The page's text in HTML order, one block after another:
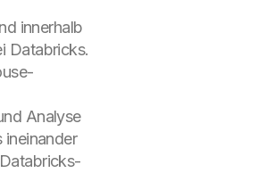
innerhalb
Databricks.
Analyse